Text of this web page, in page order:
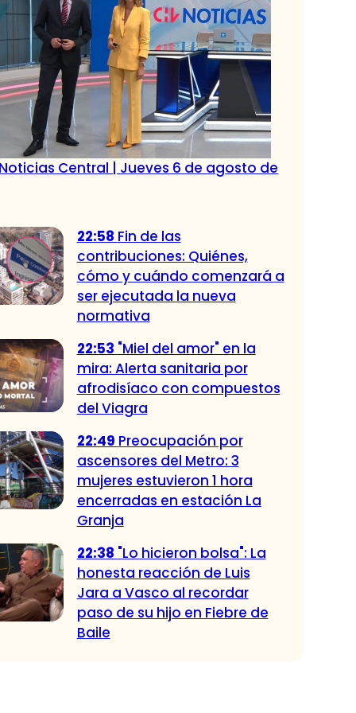
Central | Jueves 6 de agosto de
22:58 Fin de las
contribuciones: Quiénes,
cómo y cuándo comenzará a
ser ejecutada la nueva
normativa
22:53 "Miel del amor" en la
mira: Alerta sanitaria por
afrodisíaco con compuestos
del Viagra
22:49 Preocupación por
ascensores del Metro: 3
mujeres estuvieron 1 hora
encerradas en estación La
Granja
22:38 "Lo hicieron bolsa": La
honesta reacción de Luis
Jara a Vasco al recordar
paso de su hijo en Fiebre de
Baile